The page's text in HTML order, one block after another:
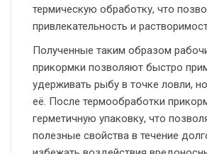
термическую обработку, что
привлекательность и
Полученные таким образом
прикормки позволяют быстро
удерживать рыбу в точке ловли,
её. После термообработки
герметичную упаковку, что
полезные свойства в течениe